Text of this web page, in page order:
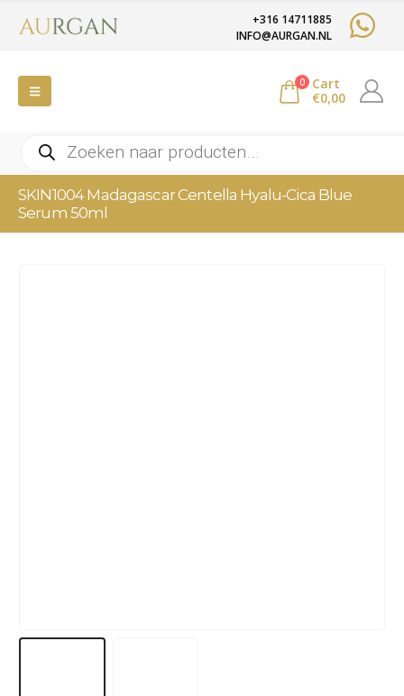
+316 14711885
INFO@AURGAN.NL
0
Cart
€0,00
Producten
zoeken
SKIN1004 Madagascar Centella Hyalu-Cica Blue
Serum 50ml